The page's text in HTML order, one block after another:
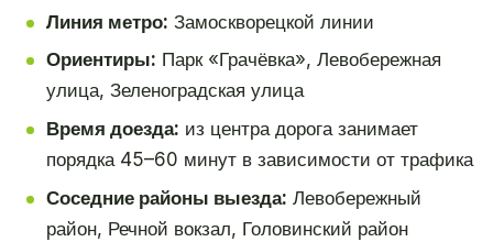
Линия метро: Замоскворецкой линии
Ориентиры: Парк «Грачёвка», Левобережная
улица, Зеленоградская улица
Время доезда: из центра дорога занимает
порядка 45–60 минут в зависимости от трафика
Соседние районы выезда: Левобережный
район, Речной вокзал, Головинский район